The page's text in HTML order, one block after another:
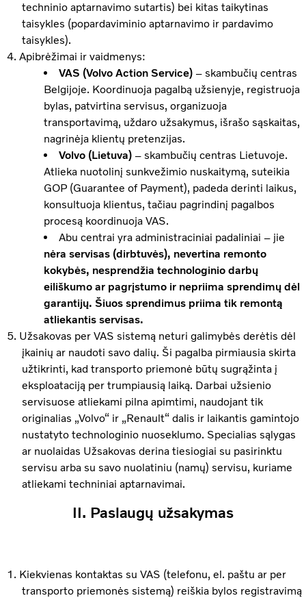
techninio aptarnavimo sutartis) bei kitas taikytinas
taisykles (popardaviminio aptarnavimo ir pardavimo
taisykles).
Apibrėžimai ir vaidmenys:
VAS (Volvo Action Service) – skambučių centras
Belgijoje. Koordinuoja pagalbą užsienyje, registruoja
bylas, patvirtina servisus, organizuoja
transportavimą, uždaro užsakymus, išrašo sąskaitas,
nagrinėja klientų pretenzijas.
Volvo (Lietuva) – skambučių centras Lietuvoje.
Atlieka nuotolinį sunkvežimio nuskaitymą, suteikia
GOP (Guarantee of Payment), padeda derinti laikus,
konsultuoja klientus, tačiau pagrindinį pagalbos
procesą koordinuoja VAS.
Abu centrai yra administraciniai padaliniai – jie
nėra servisas (dirbtuvės), nevertina remonto
kokybės, nesprendžia technologinio darbų
eiliškumo ar pagrįstumo ir nepriima sprendimų dėl
garantijų. Šiuos sprendimus priima tik remontą
atliekantis servisas.
Užsakovas per VAS sistemą neturi galimybės derėtis dėl
įkainių ar naudoti savo dalių. Ši pagalba pirmiausia skirta
užtikrinti, kad transporto priemonė būtų sugrąžinta į
eksploataciją per trumpiausią laiką. Darbai užsienio
servisuose atliekami pilna apimtimi, naudojant tik
originalias „Volvo“ ir „Renault“ dalis ir laikantis gamintojo
nustatyto technologinio nuoseklumo. Specialias sąlygas
ar nuolaidas Užsakovas derina tiesiogiai su pasirinktu
servisu arba su savo nuolatiniu (namų) servisu, kuriame
atliekami techniniai aptarnavimai.
II. Paslaugų užsakymas
Kiekvienas kontaktas su VAS (telefonu, el. paštu ar per
transporto priemonės sistemą) reiškia bylos registravimą